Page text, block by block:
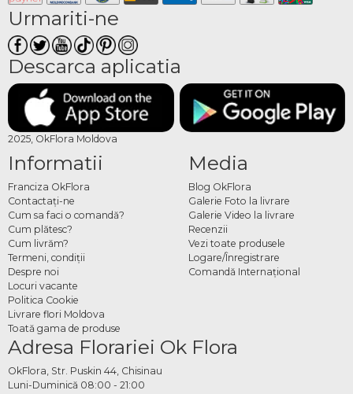
Urmariti-ne
Descarca aplicatia
2025, OkFlora Moldova
Informatii
Franciza OkFlora
Contactaţi-ne
Cum sa faci o comandă?
Cum plătesc?
Cum livrăm?
Termeni, condiţii
Despre noi
Locuri vacante
Politica Cookie
Livrare flori Moldova
Toată gama de produse
Media
Blog OkFlora
Galerie Foto la livrare
Galerie Video la livrare
Recenzii
Vezi toate produsele
Logare/Înregistrare
Comandă Internațional
Adresa Florariei Ok Flora
OkFlora, Str. Puskin 44, Chisinau
Luni-Duminică 08:00 - 21:00